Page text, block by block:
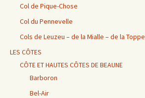
Col de Pique-Chose
Col du Pennevelle
Cols de Leuzeu – de la Mialle – de la Toppe
LES CÔTES
CÔTE ET HAUTES CÔTES DE BEAUNE
Barboron
Bel-Air